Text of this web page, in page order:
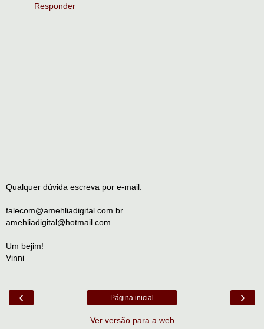
Responder
Qualquer dúvida escreva por e-mail:
falecom@amehliadigital.com.br
amehliadigital@hotmail.com
Um bejim!
Vinni
‹ ›
Página inicial
Ver versão para a web